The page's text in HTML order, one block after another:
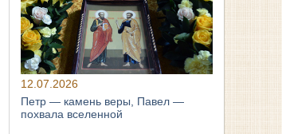
12.07.2026
Петр — камень веры, Павел —
похвала вселенной